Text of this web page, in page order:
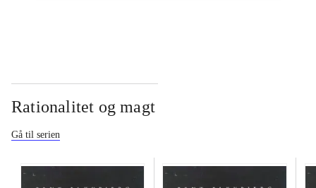
Rationalitet og magt
Gå til serien